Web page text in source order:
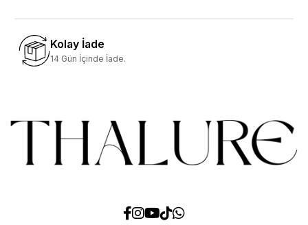
Kolay İade
14 Gün İçinde İade.